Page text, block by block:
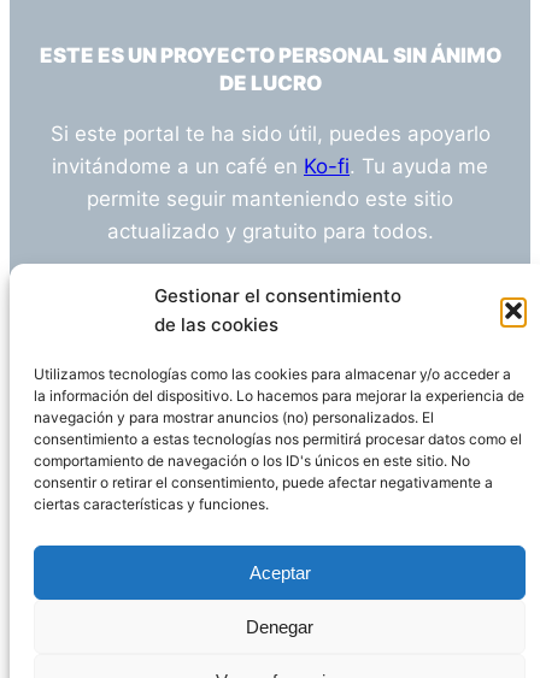
Gestionar el consentimiento
de las cookies
Utilizamos tecnologías como las cookies para almacenar y/o acceder a
la información del dispositivo. Lo hacemos para mejorar la experiencia de
navegación y para mostrar anuncios (no) personalizados. El
consentimiento a estas tecnologías nos permitirá procesar datos como el
comportamiento de navegación o los ID's únicos en este sitio. No
consentir o retirar el consentimiento, puede afectar negativamente a
ciertas características y funciones.
Aceptar
Denegar
ESTE ES UN PROYECTO PERSONAL SIN ÁNIMO
DE LUCRO
Si este portal te ha sido útil, puedes apoyarlo
invitándome a un café en Ko-fi. Tu ayuda me
permite seguir manteniendo este sitio
actualizado y gratuito para todos.
¿Tienes alguna duda o sugerencia? Escríbeme
info@empleosanitarioinvestigacion.es
Descargo de Responsabilidad
Declaración de Privacidad Política de cookies
WordPress
Página administrada por Javier Ripoll